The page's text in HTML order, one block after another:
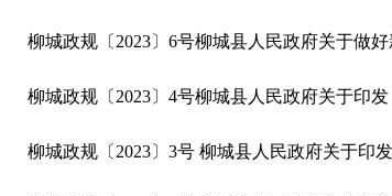
柳城政规〔2023〕6号柳城县人民政府关于做
柳城政规〔2023〕4号柳城县人民政府关于印
柳城政规〔2023〕3号 柳城县人民政府关于印